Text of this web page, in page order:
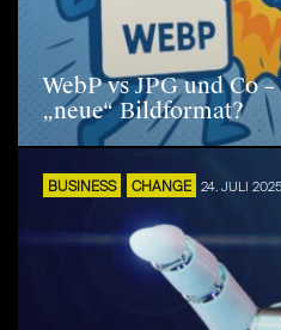
WebP vs JPG und Co
„neue“ Bildformat?
BUSINESS CHANGE 24. JULI 2025